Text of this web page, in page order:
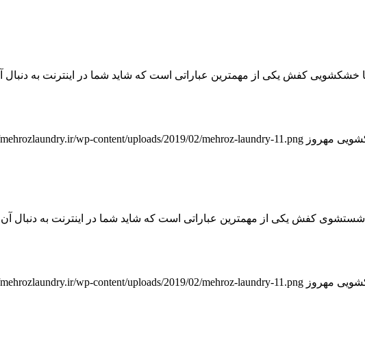
کفش یکی از مهمترین عباراتی است که شاید شما در اینترنت به دنبال
مهروز wp-content/uploads/2019/02/mehroz-laundry-11.png
کفش یکی از مهمترین عباراتی است که شاید شما در اینترنت به دنبال آن
مهروز wp-content/uploads/2019/02/mehroz-laundry-11.png